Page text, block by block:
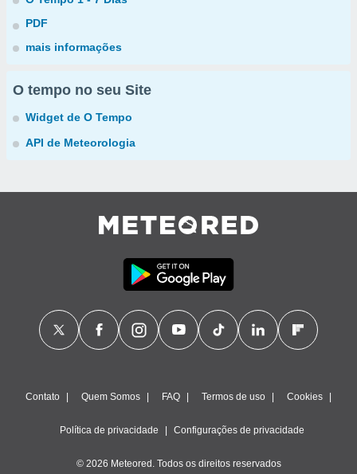
PDF
mais informações
O tempo no seu Site
Widget de O Tempo
API de Meteorologia
Contato Quem Somos FAQ Termos de uso Cookies
Política de privacidade Configurações de privacidade
© 2026 Meteored. Todos os direitos reservados